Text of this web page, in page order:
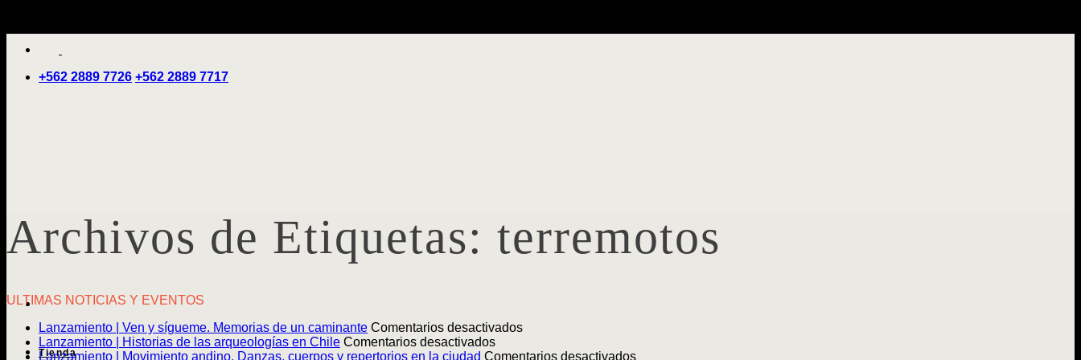
+562 2889 7726 +562 2889 7717
Tienda
Archivos de Etiquetas: terremotos
ULTIMAS NOTICIAS Y EVENTOS
Lanzamiento | Ven y sígueme. Memorias de un caminante Comentarios desactivadosen
|
Lanzamiento | Historias de las arqueologías en Chile Comentarios desactivadosen
Lanzamiento
Lanzamiento | Movimiento andino. Danzas, cuerpos y repertorios en la ciudad Comentarios desactivadosen